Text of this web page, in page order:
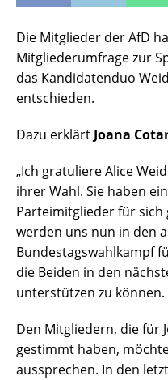
Die Mitglieder der AfD
Mitgliederumfrage zur
das Kandidatenduo
entschieden.
Dazu erklärt Joana
„Ich gratuliere Alice
ihrer Wahl. Sie haben
Parteimitglieder für
werden uns nun in den
Bundestagswahlkampf
die Beiden in den
unterstützen zu können.
Den Mitgliedern, die für
gestimmt haben,
aussprechen. In den